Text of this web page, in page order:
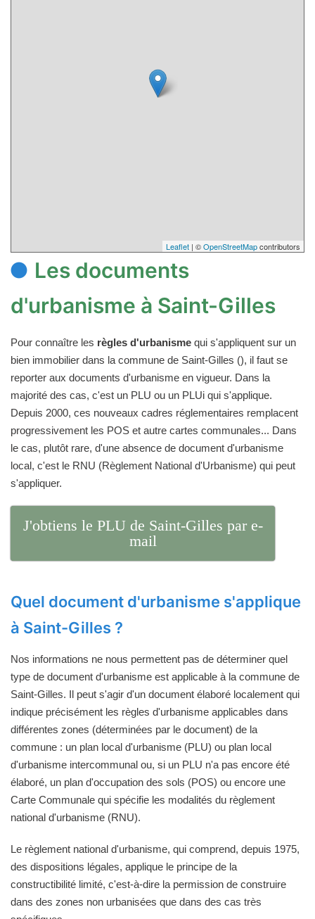
Leaflet | ©OpenStreetMapcontributors
Les documents
d'urbanisme à Saint-Gilles
Pour connaître les règles d'urbanisme qui s'appliquent sur un
bien immobilier dans la commune de Saint-Gilles (), il faut se
reporter aux documents d'urbanisme en vigueur. Dans la
majorité des cas, c'est un PLU ou un PLUi qui s'applique.
Depuis 2000, ces nouveaux cadres réglementaires remplacent
progressivement les POS et autre cartes communales... Dans
le cas, plutôt rare, d'une absence de document d'urbanisme
local, c'est le RNU (Règlement National d'Urbanisme) qui peut
s'appliquer.
J'obtiens le PLU de Saint-Gilles par e-
mail
Quel document d'urbanisme s'applique
à Saint-Gilles ?
Nos informations ne nous permettent pas de déterminer quel
type de document d'urbanisme est applicable à la commune de
Saint-Gilles. Il peut s'agir d'un document élaboré localement qui
indique précisément les règles d'urbanisme applicables dans
différentes zones (déterminées par le document) de la
commune : un plan local d'urbanisme (PLU) ou plan local
d'urbanisme intercommunal ou, si un PLU n'a pas encore été
élaboré, un plan d'occupation des sols (POS) ou encore une
Carte Communale qui spécifie les modalités du règlement
national d'urbanisme (RNU).
Le règlement national d'urbanisme, qui comprend, depuis 1975,
des dispositions légales, applique le principe de la
constructibilité limité, c'est-à-dire la permission de construire
dans des zones non urbanisées que dans des cas très